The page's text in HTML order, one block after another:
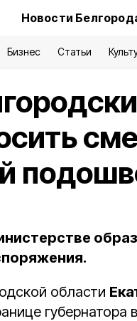
Новости
Бизнес Статьи
области
губернатора